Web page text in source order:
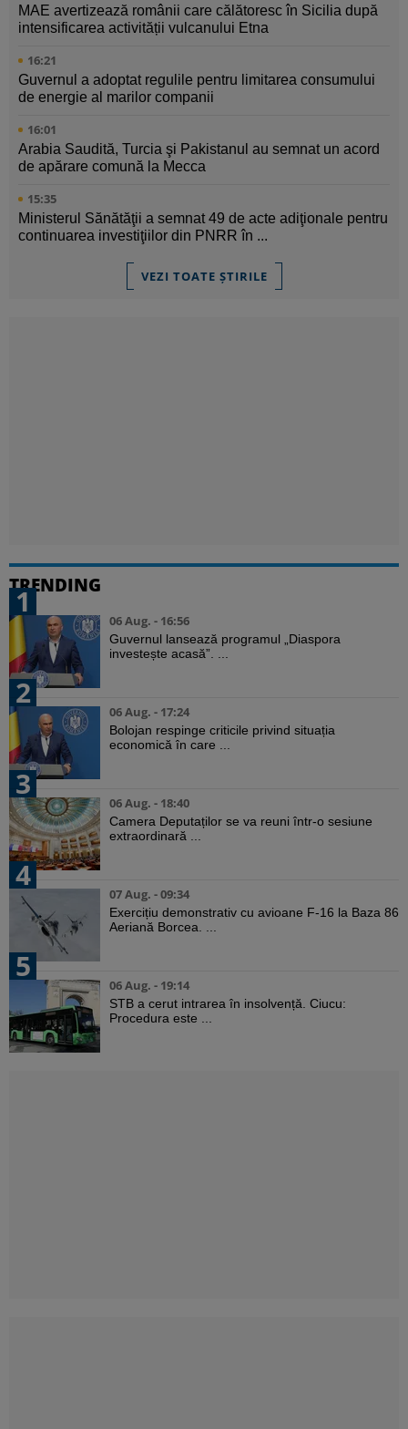
MAE avertizează românii care călătoresc în Sicilia după
intensificarea activității vulcanului Etna
16:21
Guvernul a adoptat regulile pentru limitarea consumului
de energie al marilor companii
16:01
Arabia Saudită, Turcia şi Pakistanul au semnat un acord
de apărare comună la Mecca
15:35
Ministerul Sănătăţii a semnat 49 de acte adiţionale pentru
continuarea investiţiilor din PNRR în ...
VEZI TOATE ȘTIRILE
TRENDING
1
06 Aug. - 16:56
Guvernul lansează programul „Diaspora
investește acasă”. ...
2
06 Aug. - 17:24
Bolojan respinge criticile privind situația
economică în care ...
3
06 Aug. - 18:40
Camera Deputaților se va reuni într-o sesiune
extraordinară ...
4
07 Aug. - 09:34
Exercițiu demonstrativ cu avioane F-16 la Baza 86
Aeriană Borcea. ...
5
06 Aug. - 19:14
STB a cerut intrarea în insolvență. Ciucu:
Procedura este ...